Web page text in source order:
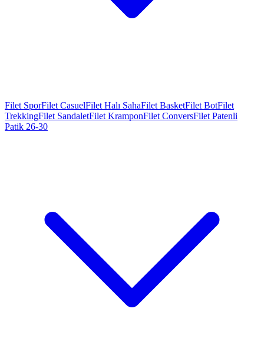
Filet SporFilet CasuelFilet Halı SahaFilet BasketFilet BotFilet
TrekkingFilet SandaletFilet KramponFilet ConversFilet Patenli
Patik 26-30